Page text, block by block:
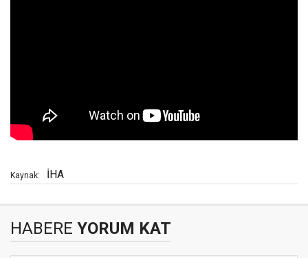
Kaynak: İHA
HABERE YORUM KAT